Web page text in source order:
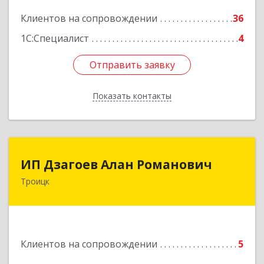
Клиентов на сопровождении
36
1С:Специалист
4
Отправить заявку
Показать контакты
Отправить заявку
Назад
ИП Дзагоев Алан Романович
Троицк
Клиентов на сопровождении 5
Подробнее